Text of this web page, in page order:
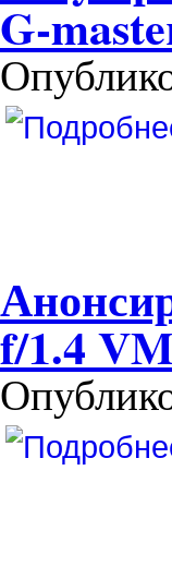
G-
f/1.4